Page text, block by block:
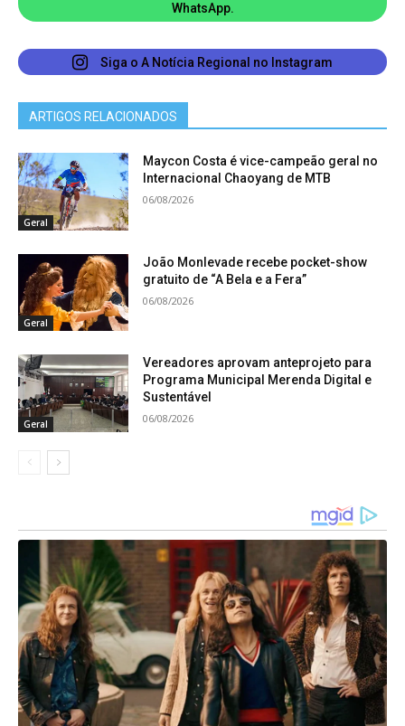
WhatsApp.
Siga o A Notícia Regional no Instagram
ARTIGOS RELACIONADOS
Geral
Maycon Costa é vice-campeão geral no
Internacional Chaoyang de MTB
06/08/2026
Geral
João Monlevade recebe pocket-show
gratuito de “A Bela e a Fera”
06/08/2026
Geral
Vereadores aprovam anteprojeto para
Programa Municipal Merenda Digital e
Sustentável
06/08/2026